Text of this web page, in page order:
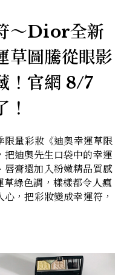
～Dior全新
草圖騰從眼影
！官網 8/7
量彩妝《迪奧幸運草限
把迪奧先生口袋中的幸運
唇膏還加入粉嫩精品質感
綠色調，樣樣都令人瘋
，把彩妝變成幸運符，